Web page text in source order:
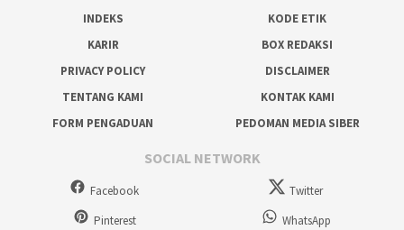
INDEKS
KODE ETIK
KARIR
BOX REDAKSI
PRIVACY POLICY
DISCLAIMER
TENTANG KAMI
KONTAK KAMI
FORM PENGADUAN
PEDOMAN MEDIA SIBER
SOCIAL NETWORK
Facebook
Twitter
Pinterest
WhatsApp